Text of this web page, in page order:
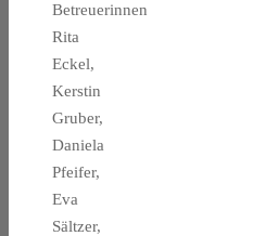
Betreuerinnen
Rita
Eckel,
Kerstin
Gruber,
Daniela
Pfeifer,
Eva
Sältzer,